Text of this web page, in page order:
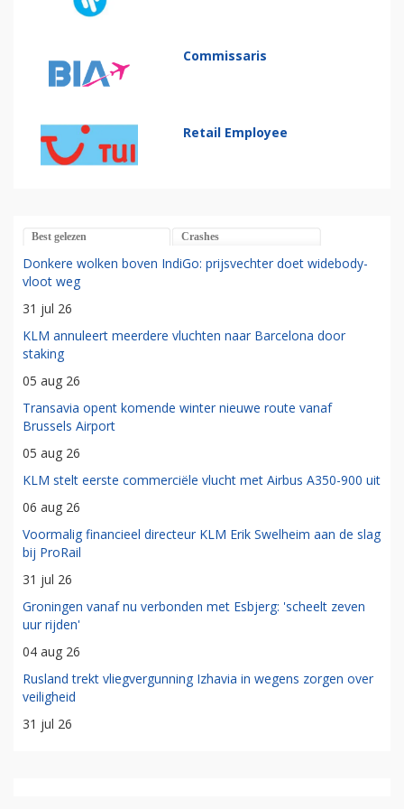
Commissaris
Retail Employee
Best gelezen Crashes
Donkere wolken boven IndiGo: prijsvechter doet widebody-
vloot weg
31 jul 26
KLM annuleert meerdere vluchten naar Barcelona door
staking
05 aug 26
Transavia opent komende winter nieuwe route vanaf
Brussels Airport
05 aug 26
KLM stelt eerste commerciële vlucht met Airbus A350-900 uit
06 aug 26
Voormalig financieel directeur KLM Erik Swelheim aan de slag
bij ProRail
31 jul 26
Groningen vanaf nu verbonden met Esbjerg: 'scheelt zeven
uur rijden'
04 aug 26
Rusland trekt vliegvergunning Izhavia in wegens zorgen over
veiligheid
31 jul 26